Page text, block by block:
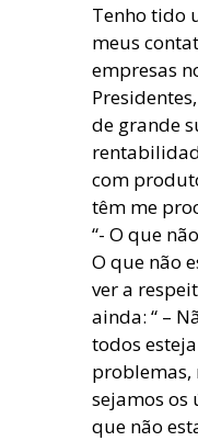
Tenho tido
meus
empresas
de grande
com
têm me
“- O que
O que não
ver a
ainda: “ –
todos
problemas,
sejamos os
que não